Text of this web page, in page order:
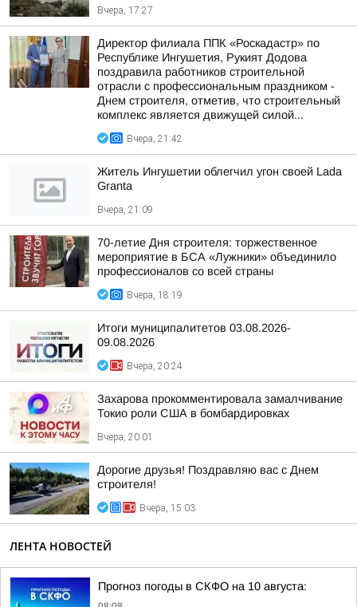
Вчера, 17:27
Директор филиала ППК «Роскадастр» по
Республике Ингушетия, Рукият Додова
поздравила работников строительной
отрасли с профессиональным праздником -
Днем строителя, отметив, что строительный
комплекс является движущей силой...
Вчера, 21:42
Житель Ингушетии облегчил угон своей Lada
Granta
Вчера, 21:09
70-летие Дня строителя: торжественное
мероприятие в БСА «Лужники» объединило
профессионалов со всей страны
Вчера, 18:19
Итоги муниципалитетов 03.08.2026-
09.08.2026
Вчера, 20:24
Захарова прокомментировала замалчивание
Токио роли США в бомбардировках
Вчера, 20:01
Дорогие друзья! Поздравляю вас с Днем
строителя!
Вчера, 15:03
ЛЕНТА НОВОСТЕЙ
Прогноз погоды в СКФО на 10 августа: